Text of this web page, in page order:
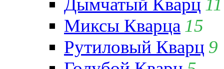
Миксы Кварца 15
Рутиловый Кварц 9